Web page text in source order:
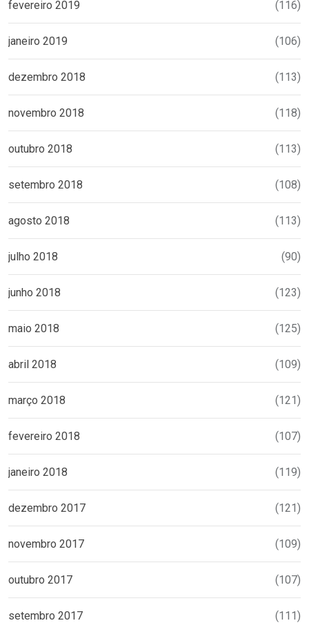
fevereiro 2019 (116)
janeiro 2019 (106)
dezembro 2018 (113)
novembro 2018 (118)
outubro 2018 (113)
setembro 2018 (108)
agosto 2018 (113)
julho 2018 (90)
junho 2018 (123)
maio 2018 (125)
abril 2018 (109)
março 2018 (121)
fevereiro 2018 (107)
janeiro 2018 (119)
dezembro 2017 (121)
novembro 2017 (109)
outubro 2017 (107)
setembro 2017 (111)